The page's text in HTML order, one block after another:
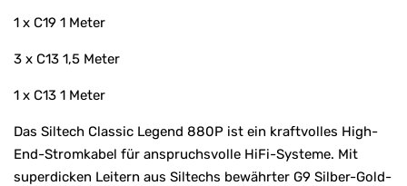
1 x C19 1 Meter
3 x C13 1,5 Meter
1 x C13 1 Meter
Das Siltech Classic Legend 880P ist ein kraftvolles High-
End-Stromkabel für anspruchsvolle HiFi-Systeme. Mit
superdicken Leitern aus Siltechs bewährter G9 Silber-Gold-